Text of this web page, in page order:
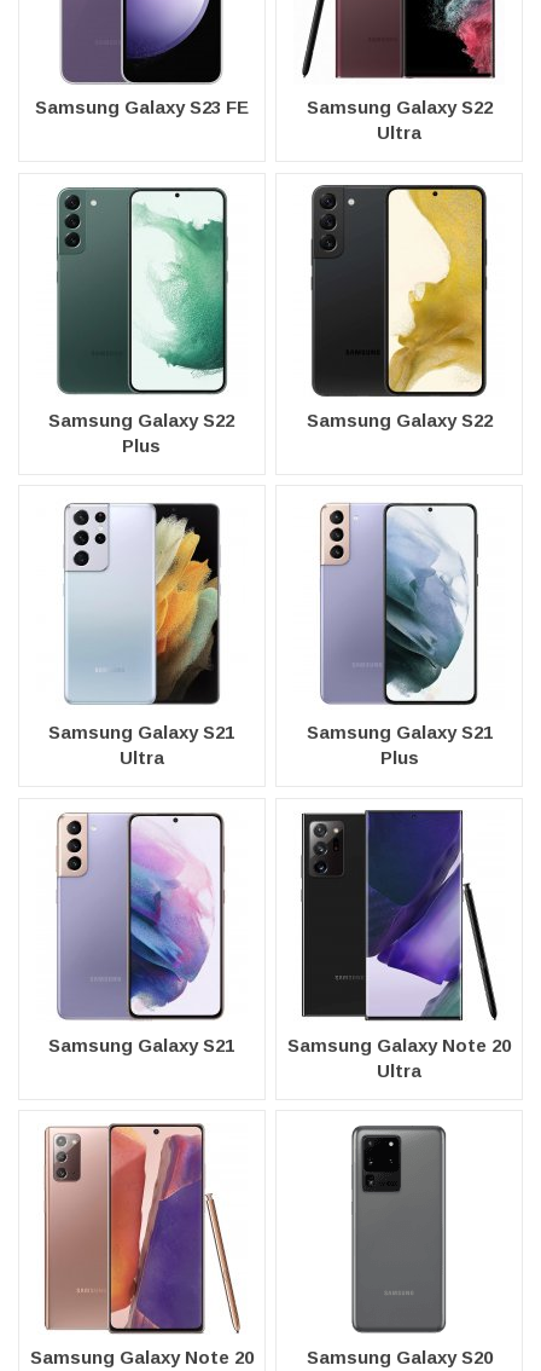
Samsung Galaxy S23 FE
Samsung Galaxy S22
Ultra
Samsung Galaxy S22
Plus
Samsung Galaxy S22
Samsung Galaxy S21
Ultra
Samsung Galaxy S21
Plus
Samsung Galaxy S21
Samsung Galaxy Note 20
Ultra
Samsung Galaxy Note 20
Samsung Galaxy S20